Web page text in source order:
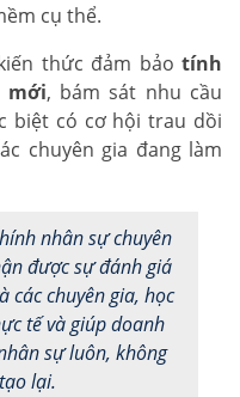
cụ thể.
thức đảm bảo tính
mới, bám sát nhu cầu
biệt có cơ hội trau dồi
chuyên gia đang làm
nhân sự chuyên
được sự đánh giá
các chuyên gia, học
tế và giúp doanh
sự luôn, không
lại.